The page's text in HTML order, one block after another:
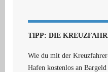
TIPP: DIE
Wie du mit der
Hafen kostenlos an